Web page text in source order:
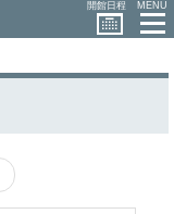
開館日程 MENU